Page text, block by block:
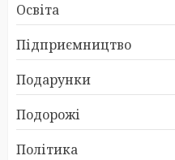
Освіта
Підприємництво
Подарунки
Подорожі
Політика